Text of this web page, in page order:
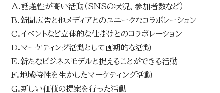
A.話題性が高い活動（SNSの状況、参加者数など）
B.新聞広告と他メディアとのユニークなコラボレーション
C.イベントなど立体的な仕掛けとのコラボレーション
D.マーケティング活動として画期的な活動
E.新たなビジネスモデルと捉えることができる活動
F.地域特性を生かしたマーケティング活動
G.新しい価値の提案を行った活動